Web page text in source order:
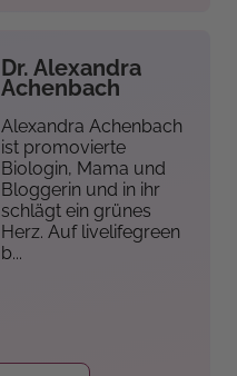
Dr. Alexandra
Achenbach
Alexandra Achenbach
ist promovierte
Biologin, Mama und
Bloggerin und in ihr
schlägt ein grünes
Herz. Auf livelifegreen
b...